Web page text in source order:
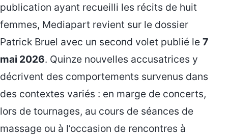
publication ayant recueilli les récits de huit
femmes, Mediapart revient sur le dossier
Patrick Bruel avec un second volet publié le 7
mai 2026. Quinze nouvelles accusatrices y
décrivent des comportements survenus dans
des contextes variés : en marge de concerts,
lors de tournages, au cours de séances de
massage ou à l’occasion de rencontres à